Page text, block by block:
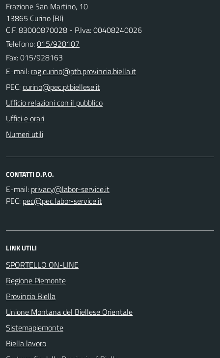
Frazione San Martino, 10
13865 Curino (BI)
C.F. 83000870028 - P.Iva: 00408240026
Telefono:015/928107
Fax: 015/928163
E-mail:
PEC:
Ufficio relazioni con il pubblico
Uffici e orari
Numeri utili
CONTATTI D.P.O.
E-mail:
PEC:
LINK UTILI
SPORTELLO ON-LINE
Regione Piemonte
Provincia Biella
Unione Montana del Biellese Orientale
Sistemapiemonte
Biella lavoro